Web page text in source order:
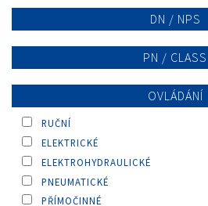
DN / NPS
PN / CLASS
OVLÁDÁNÍ
RUČNÍ
ELEKTRICKÉ
ELEKTROHYDRAULICKÉ
PNEUMATICKÉ
PŘÍMOČINNÉ